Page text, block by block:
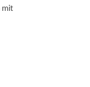
mit